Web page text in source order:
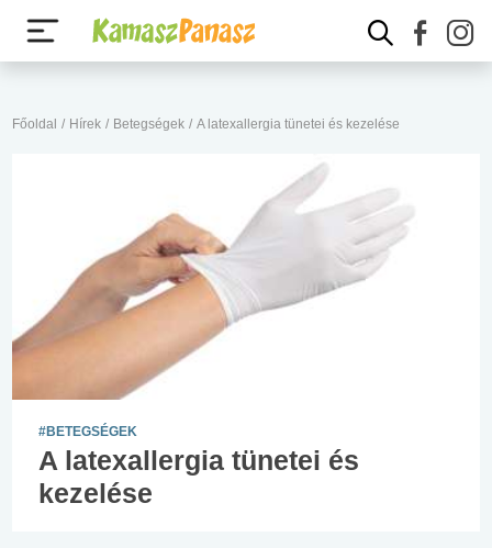
Főoldal / Hírek / Betegségek / A latexallergia tünetei és kezelése
#BETEGSÉGEK
A latexallergia tünetei és
kezelése